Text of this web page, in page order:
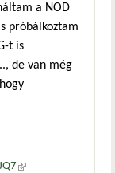
a NOD
próbálkoztam
t is
de van még
(külső